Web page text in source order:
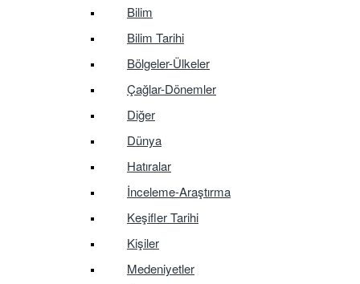
Bilim
Bilim Tarihi
Bölgeler-Ülkeler
Çağlar-Dönemler
Diğer
Dünya
Hatıralar
İnceleme-Araştırma
Keşifler Tarihi
Kişiler
Medeniyetler